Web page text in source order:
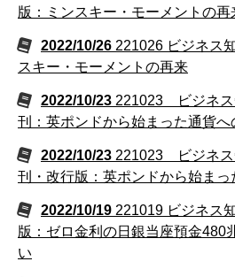
版：ミンスキー・モーメントの再
2022/10/26 221026 ビジネス
スキー・モーメントの再来
2022/10/23 221023 ビジネス
刊：英ポンドから始まった通貨へ
2022/10/23 221023 ビジネス
刊・改行版：英ポンドから始ま
2022/10/19 221019 ビジネス
版：ゼロ金利の日銀当座預金480
い